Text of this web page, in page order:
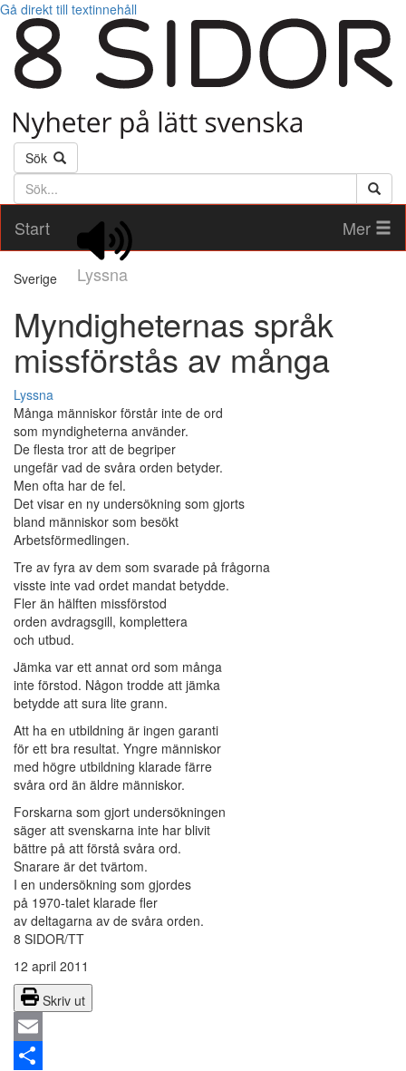
Gå direkt till textinnehåll
Sök
Söktext
Start
Lyssna
Mer
Sverige
Myndigheternas språk
missförstås av många
Lyssna
Många människor förstår inte de ord
som myndigheterna använder.
De flesta tror att de begriper
ungefär vad de svåra orden betyder.
Men ofta har de fel.
Det visar en ny undersökning som gjorts
bland människor som besökt
Arbetsförmedlingen.
Tre av fyra av dem som svarade på frågorna
visste inte vad ordet mandat betydde.
Fler än hälften missförstod
orden avdragsgill, komplettera
och utbud.
Jämka var ett annat ord som många
inte förstod. Någon trodde att jämka
betydde att sura lite grann.
Att ha en utbildning är ingen garanti
för ett bra resultat. Yngre människor
med högre utbildning klarade färre
svåra ord än äldre människor.
Forskarna som gjort undersökningen
säger att svenskarna inte har blivit
bättre på att förstå svåra ord.
Snarare är det tvärtom.
I en undersökning som gjordes
på 1970-talet klarade fler
av deltagarna av de svåra orden.
8 SIDOR/TT
12 april 2011
Skriv ut
Email